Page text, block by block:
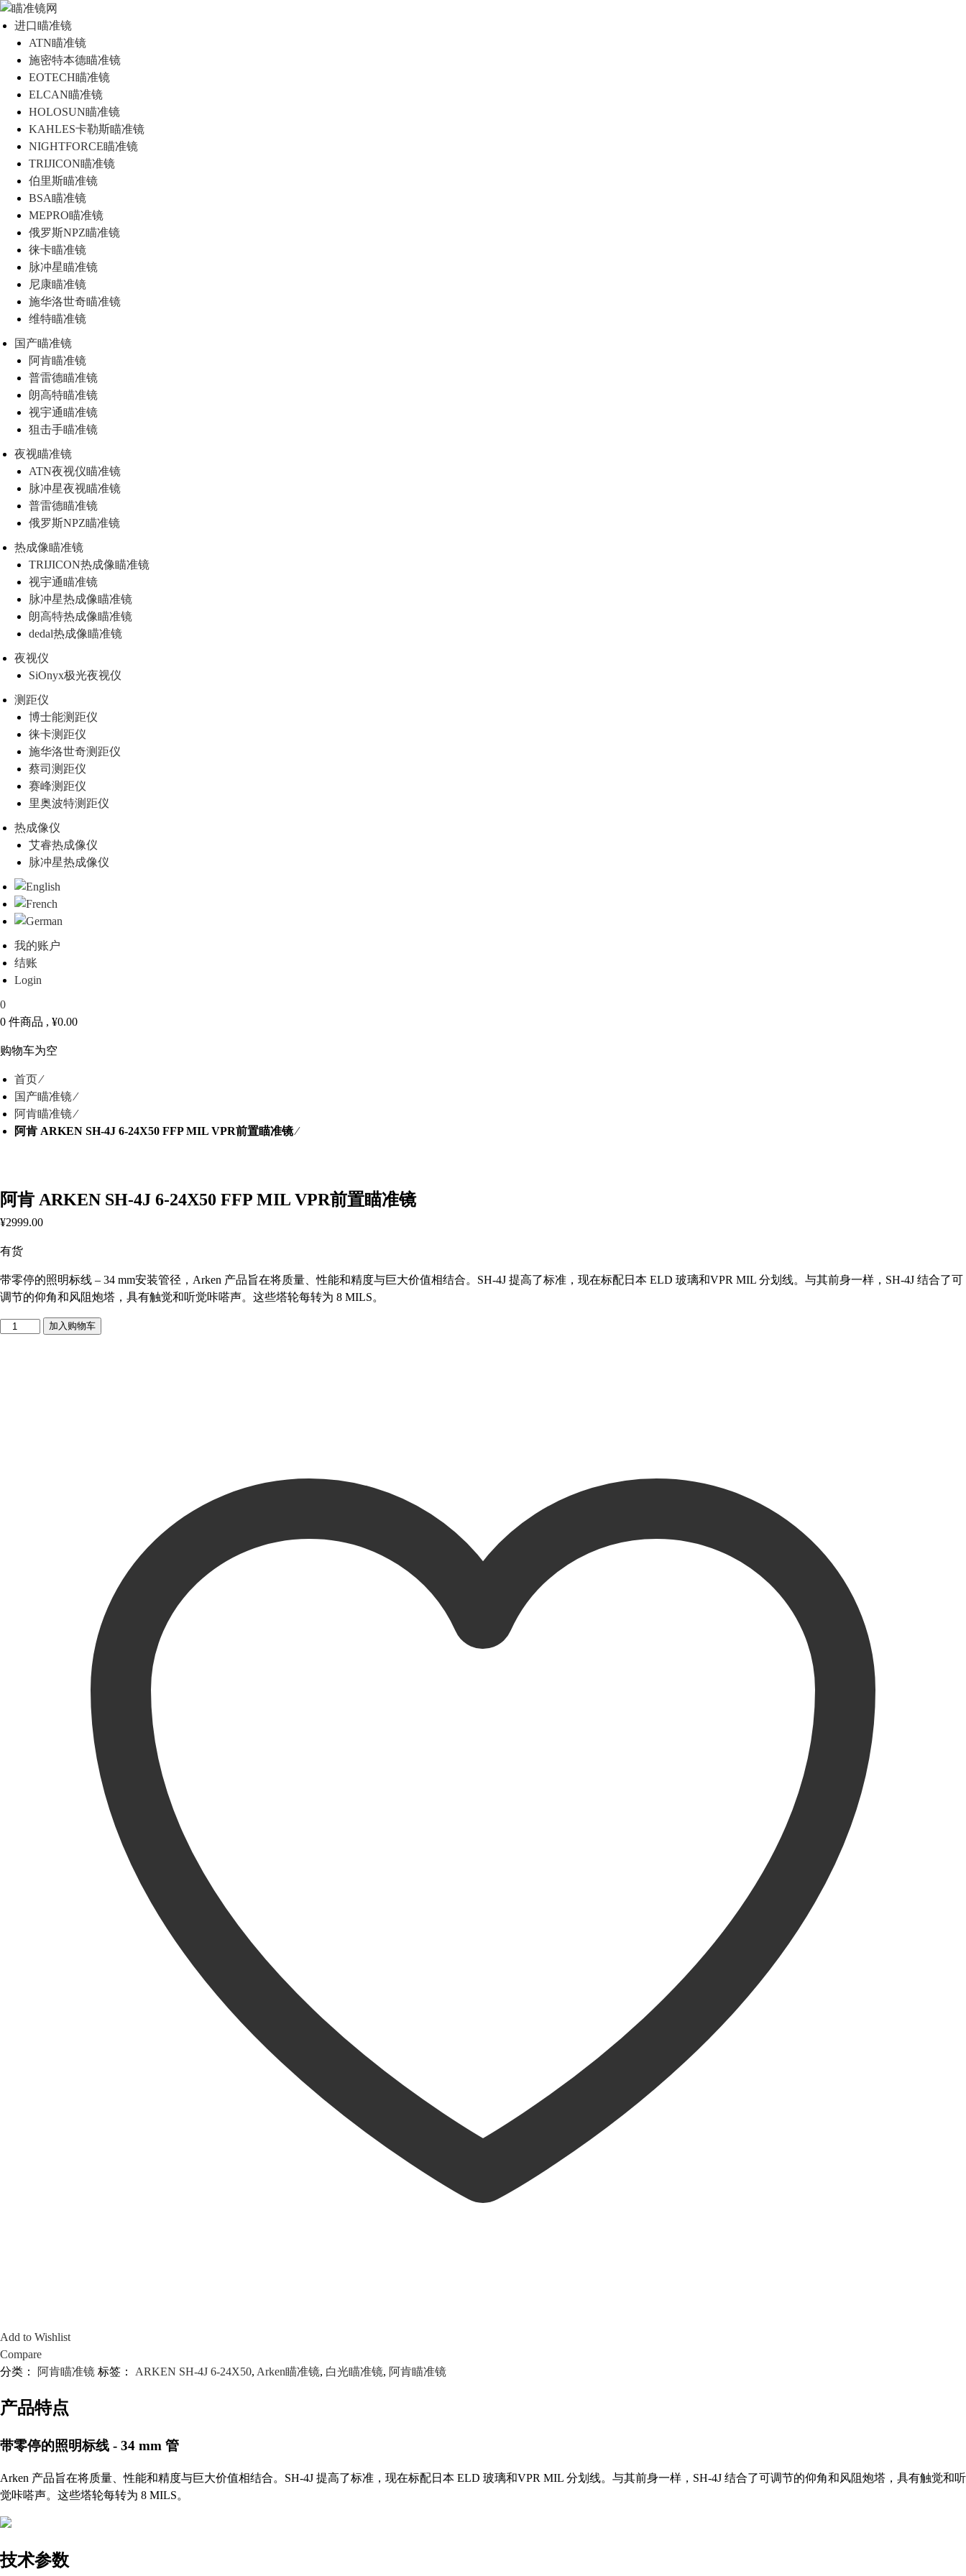
进口瞄准镜
ATN瞄准镜
施密特本德瞄准镜
EOTECH瞄准镜
ELCAN瞄准镜
HOLOSUN瞄准镜
KAHLES卡勒斯瞄准镜
NIGHTFORCE瞄准镜
TRIJICON瞄准镜
伯里斯瞄准镜
BSA瞄准镜
MEPRO瞄准镜
俄罗斯NPZ瞄准镜
徕卡瞄准镜
脉冲星瞄准镜
尼康瞄准镜
施华洛世奇瞄准镜
维特瞄准镜
国产瞄准镜
阿肯瞄准镜
普雷德瞄准镜
朗高特瞄准镜
视宇通瞄准镜
狙击手瞄准镜
夜视瞄准镜
ATN夜视仪瞄准镜
脉冲星夜视瞄准镜
普雷德瞄准镜
俄罗斯NPZ瞄准镜
热成像瞄准镜
TRIJICON热成像瞄准镜
视宇通瞄准镜
脉冲星热成像瞄准镜
朗高特热成像瞄准镜
dedal热成像瞄准镜
夜视仪
SiOnyx极光夜视仪
测距仪
博士能测距仪
徕卡测距仪
施华洛世奇测距仪
蔡司测距仪
赛峰测距仪
里奥波特测距仪
热成像仪
艾睿热成像仪
脉冲星热成像仪
我的账户
结账
Login
0
0 件商品 , ¥0.00
购物车为空
首页⁄
国产瞄准镜⁄
阿肯瞄准镜⁄
阿肯 ARKEN SH-4J 6-24X50 FFP MIL VPR前置瞄准镜⁄
阿肯 ARKEN SH-4J 6-24X50 FFP MIL VPR前置瞄准镜
¥2999.00
有货
带零停的照明标线 – 34 mm安装管径，Arken 产品旨在将质量、性能和精度与巨大价值相结合。SH-4J 提高了标准，现在标配日本 ELD 玻璃和VPR MIL 分划线。与其前身一样，SH-4J 结合了可
调节的仰角和风阻炮塔，具有触觉和听觉咔嗒声。这些塔轮每转为 8 MILS。
加入购物车
Add to Wishlist
Compare
分类：
阿肯瞄准镜 标签： ARKEN SH-4J 6-24X50, Arken瞄准镜, 白光瞄准镜, 阿肯瞄准镜
产品特点
带零停的照明标线 - 34 mm 管
Arken 产品旨在将质量、性能和精度与巨大价值相结合。SH-4J 提高了标准，现在标配日本 ELD 玻璃和VPR MIL 分划线。与其前身一样，SH-4J 结合了可调节的仰角和风阻炮塔，具有触觉和听
觉咔嗒声。这些塔轮每转为 8 MILS。
技术参数